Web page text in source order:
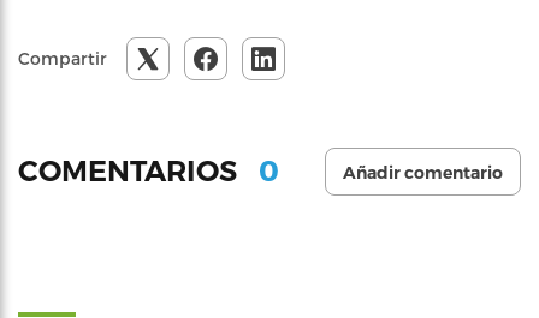
Compartir
COMENTARIOS 0 Añadir comentario